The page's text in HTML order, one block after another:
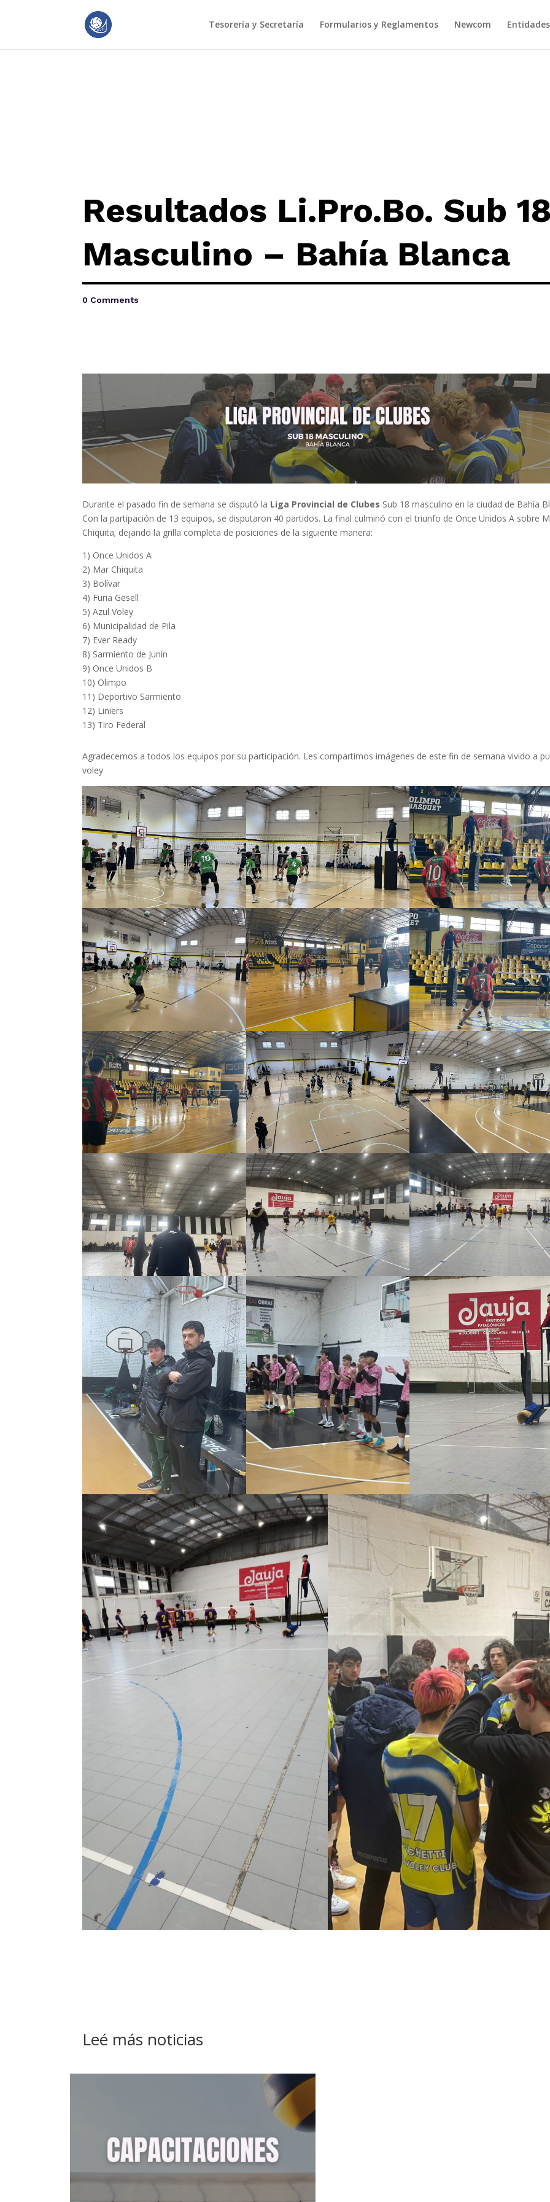
Tesorería y Secretaría Formularios y Reglamentos Newcom
Resultados Li.Pro.Bo. Sub
Masculino – Bahía Blanca
0 Comments
Durante el pasado fin de semana se disputó la Liga Provincial de Clubes Sub 18 masculino en la ciudad de Bahía
Con la partipación de 13 equipos, se disputaron 40 partidos. La final culminó con el triunfo de Once Unidos A sobre
Chiquita; dejando la grilla completa de posiciones de la siguiente manera:
1) Once Unidos A
2) Mar Chiquita
3) Bolívar
4) Furia Gesell
5) Azul Voley
6) Municipalidad de Pila
7) Ever Ready
8) Sarmiento de Junín
9) Once Unidos B
10) Olimpo
11) Deportivo Sarmiento
12) Liniers
13) Tiro Federal
Agradecemos a todos los equipos por su participación. Les compartimos imágenes de este fin de semana vivido a
voley
Leé más noticias